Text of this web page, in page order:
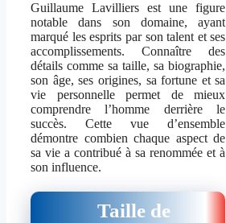
Guillaume Lavilliers est une figure
notable dans son domaine, ayant
marqué les esprits par son talent et ses
accomplissements. Connaître des
détails comme sa taille, sa biographie,
son âge, ses origines, sa fortune et sa
vie personnelle permet de mieux
comprendre l’homme derrière le
succès. Cette vue d’ensemble
démontre combien chaque aspect de
sa vie a contribué à sa renommée et à
son influence.
Taille de